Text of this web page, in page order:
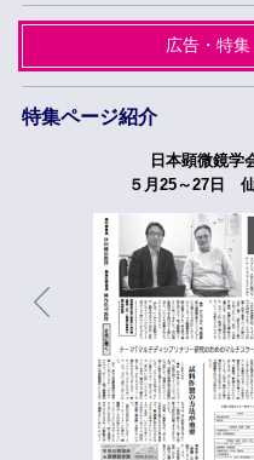
広告・特
特集ページ紹介
日本顕微鏡学
５月25～27日